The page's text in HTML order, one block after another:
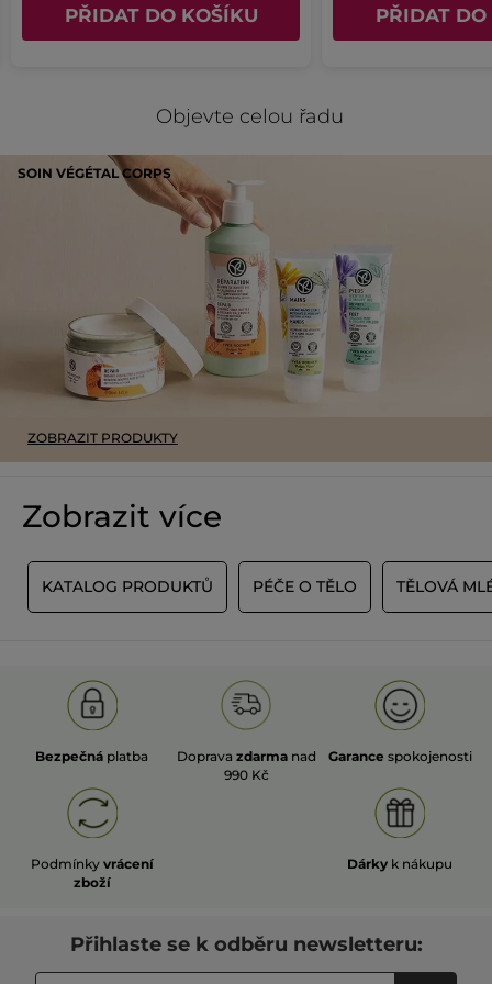
PŘIDAT DO KOŠÍKU PŘIDAT DO
Objevte celou řadu
SOIN VÉGÉTAL CORPS
ZOBRAZIT PRODUKTY
Zobrazit více
KATALOG PRODUKTŮ PÉČE O TĚLO TĚLOVÁ
Bezpečná platba Doprava zdarma nad
990 Kč
Garance spokojenosti
Podmínky vrácení
zboží
Dárky k nákupu
Přihlaste se k odběru newsletteru: